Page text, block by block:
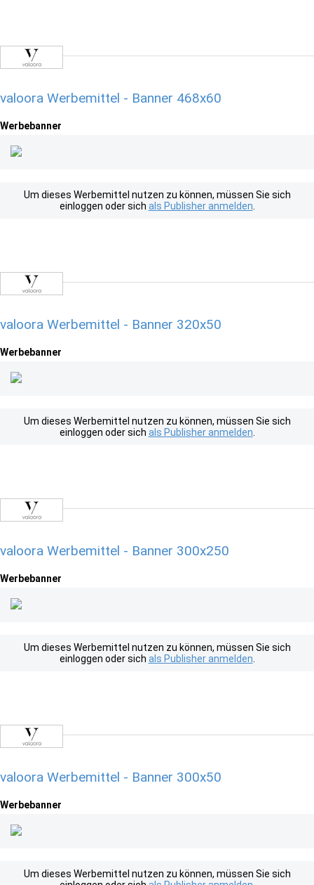
valoora Werbemittel - Banner 468x60
Werbebanner
Um dieses Werbemittel nutzen zu können, müssen Sie sich
einloggen oder sich als Publisher anmelden
valoora Werbemittel - Banner 320x50
Werbebanner
Um dieses Werbemittel nutzen zu können, müssen Sie sich
einloggen oder sich als Publisher anmelden
valoora Werbemittel - Banner 300x250
Werbebanner
Um dieses Werbemittel nutzen zu können, müssen Sie sich
einloggen oder sich als Publisher anmelden
valoora Werbemittel - Banner 300x50
Werbebanner
Um dieses Werbemittel nutzen zu können, müssen Sie sich